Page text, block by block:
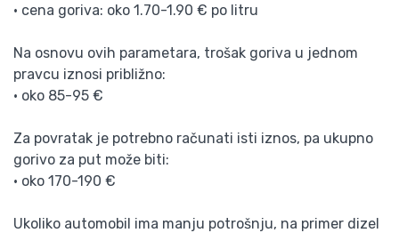
• cena goriva: oko 1.70-1.90 € po litru
Na osnovu ovih parametara, trošak goriva u jednom
pravcu iznosi približno:
• oko 85-95 €
Za povratak je potrebno računati isti iznos, pa ukupno
gorivo za put može biti:
• oko 170-190 €
Ukoliko automobil ima manju potrošnju, na primer dizel